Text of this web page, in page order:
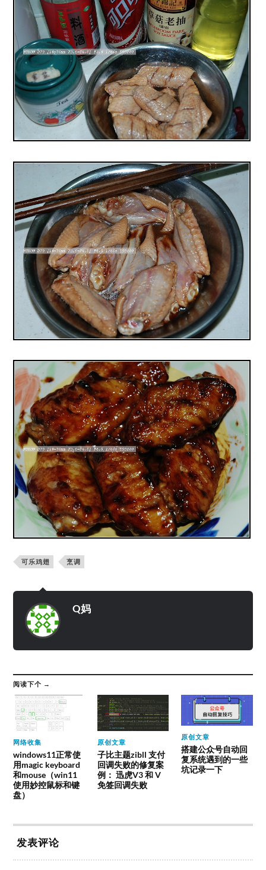
可乐鸡翅 烹调
Q妈
阅读下个 →
网络收集
windows11正常使
用magic keyboard
和mouse（win11
使用妙控鼠标和键
盘）
原创文章
子比主题zibll 支付
回调失败的修复案
例： 迅虎V3 和 V
免签回调失败
原创文章
搭建公众号自动回
复系统遇到的一些
坑记录一下
发表评论